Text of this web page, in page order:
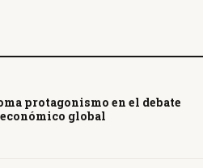
protagonismo en el debate
global